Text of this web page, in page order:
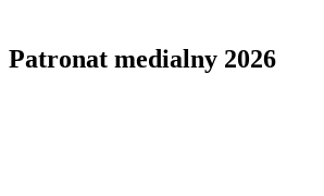
Patronat medialny 2026